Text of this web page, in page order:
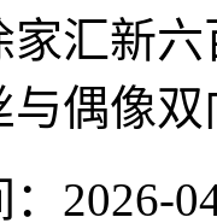
家汇新
与偶像
2026-